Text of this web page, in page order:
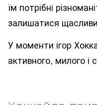
їм потрібні
залишатися
У моменти ігор
активного, милого і